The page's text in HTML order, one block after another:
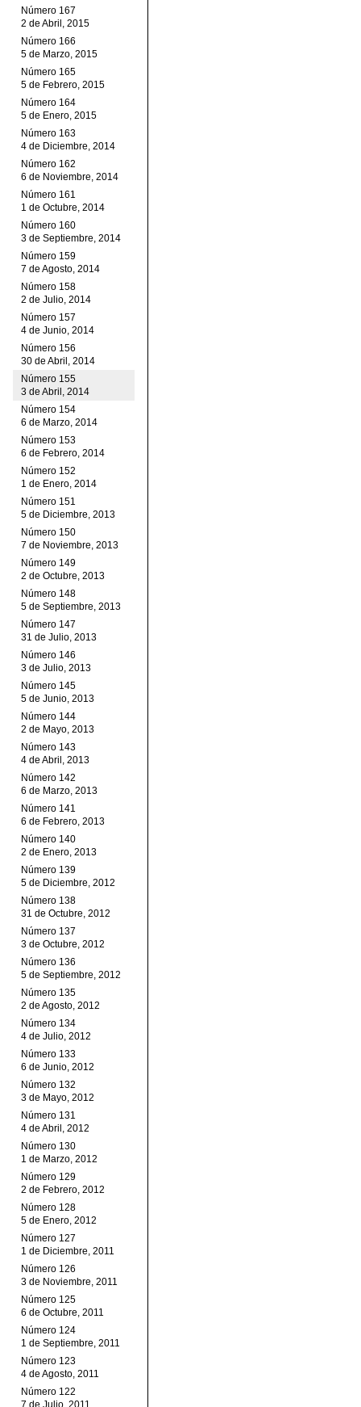
Número 167
2 de Abril, 2015
Número 166
5 de Marzo, 2015
Número 165
5 de Febrero, 2015
Número 164
5 de Enero, 2015
Número 163
4 de Diciembre, 2014
Número 162
6 de Noviembre, 2014
Número 161
1 de Octubre, 2014
Número 160
3 de Septiembre, 2014
Número 159
7 de Agosto, 2014
Número 158
2 de Julio, 2014
Número 157
4 de Junio, 2014
Número 156
30 de Abril, 2014
Número 155
3 de Abril, 2014
Número 154
6 de Marzo, 2014
Número 153
6 de Febrero, 2014
Número 152
1 de Enero, 2014
Número 151
5 de Diciembre, 2013
Número 150
7 de Noviembre, 2013
Número 149
2 de Octubre, 2013
Número 148
5 de Septiembre, 2013
Número 147
31 de Julio, 2013
Número 146
3 de Julio, 2013
Número 145
5 de Junio, 2013
Número 144
2 de Mayo, 2013
Número 143
4 de Abril, 2013
Número 142
6 de Marzo, 2013
Número 141
6 de Febrero, 2013
Número 140
2 de Enero, 2013
Número 139
5 de Diciembre, 2012
Número 138
31 de Octubre, 2012
Número 137
3 de Octubre, 2012
Número 136
5 de Septiembre, 2012
Número 135
2 de Agosto, 2012
Número 134
4 de Julio, 2012
Número 133
6 de Junio, 2012
Número 132
3 de Mayo, 2012
Número 131
4 de Abril, 2012
Número 130
1 de Marzo, 2012
Número 129
2 de Febrero, 2012
Número 128
5 de Enero, 2012
Número 127
1 de Diciembre, 2011
Número 126
3 de Noviembre, 2011
Número 125
6 de Octubre, 2011
Número 124
1 de Septiembre, 2011
Número 123
4 de Agosto, 2011
Número 122
7 de Julio, 2011